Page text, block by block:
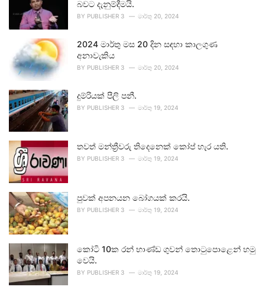
බවට දැනුම්දීමයි.
BY PUBLISHER 3 මාර්තු 20, 2024
2024 මාර්තු මස 20 දින සඳහා කාලගුණ
අනාවැකිය
BY PUBLISHER 3 මාර්තු 20, 2024
දුම්රියක් පීලි පනී.
BY PUBLISHER 3 මාර්තු 19, 2024
තවත් මන්ත්‍රීවරු තිදෙනෙක් කෝප් හැර යති.
BY PUBLISHER 3 මාර්තු 19, 2024
පුවක් අපනයන බෝගයක් කරයි.
BY PUBLISHER 3 මාර්තු 19, 2024
කෝටි 10ක රන් භාණ්ඩ ගුවන් තොටුපොළෙන් හමු
වෙයි.
BY PUBLISHER 3 මාර්තු 19, 2024